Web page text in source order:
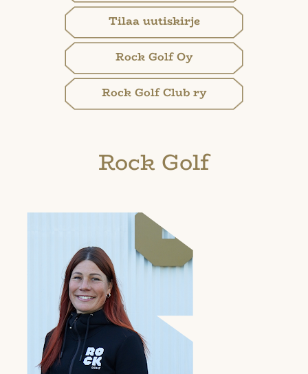
Tilaa uutiskirje
Rock Golf Oy
Rock Golf Club ry
Rock Golf